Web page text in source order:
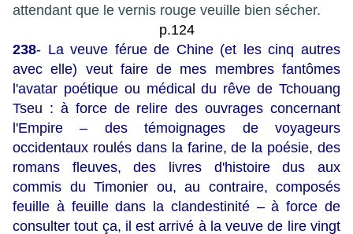
attendant que le vernis rouge veuille bien sécher.
p.124
238- La veuve férue de Chine (et les cinq autres
avec elle) veut faire de mes membres fantômes
l'avatar poétique ou médical du rêve de Tchouang
Tseu : à force de relire des ouvrages concernant
l'Empire – des témoignages de voyageurs
occidentaux roulés dans la farine, de la poésie, des
romans fleuves, des livres d'histoire dus aux
commis du Timonier ou, au contraire, composés
feuille à feuille dans la clandestinité – à force de
consulter tout ça, il est arrivé à la veuve de lire vingt